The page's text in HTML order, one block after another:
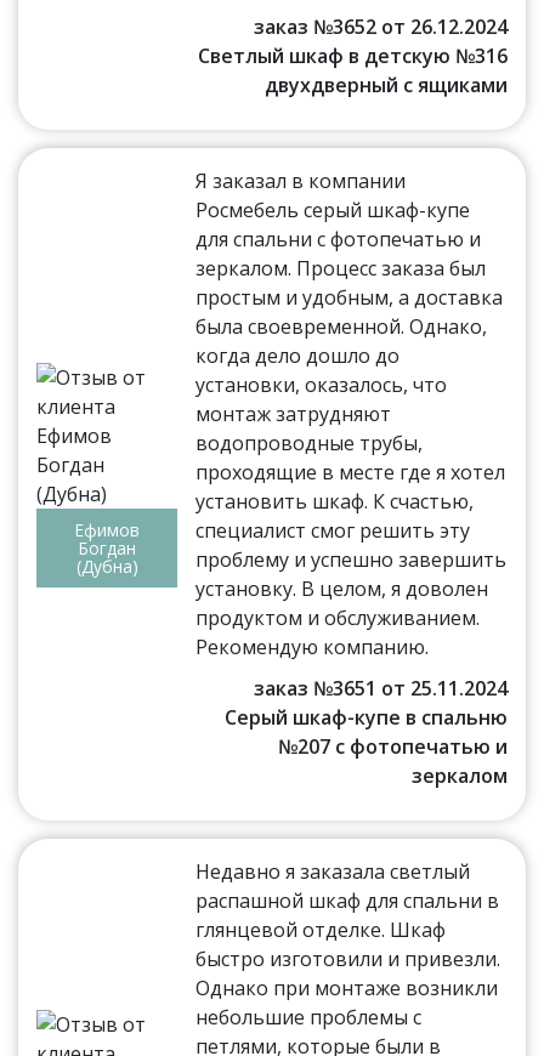
заказ №3652 от 26.12.2024
Светлый шкаф в детскую №316
двухдверный с ящиками
Ефимов
Богдан
(Дубна)
Я заказал в компании
Росмебель серый шкаф-купе
для спальни с фотопечатью и
зеркалом. Процесс заказа был
простым и удобным, а доставка
была своевременной. Однако,
когда дело дошло до
установки, оказалось, что
монтаж затрудняют
водопроводные трубы,
проходящие в месте где я хотел
установить шкаф. К счастью,
специалист смог решить эту
проблему и успешно завершить
установку. В целом, я доволен
продуктом и обслуживанием.
Рекомендую компанию.
заказ №3651 от 25.11.2024
Серый шкаф-купе в спальню
№207 с фотопечатью и
зеркалом
Недавно я заказала светлый
распашной шкаф для спальни в
глянцевой отделке. Шкаф
быстро изготовили и привезли.
Однако при монтаже возникли
небольшие проблемы с
петлями, которые были в